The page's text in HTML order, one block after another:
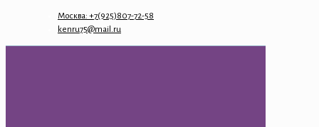
Москва: +7(925)807-72-58
kenru75@mail.ru